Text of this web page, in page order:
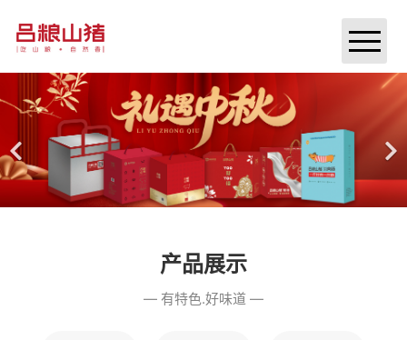
首页
关于我们
产品展示
门店展示
产品展示
— 有特色.好味道 —